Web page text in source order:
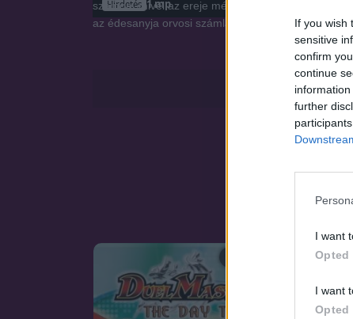
If you wish
sensitive
confirm
continue
further
I want
Opted
I want
Opted
Hirdetés
számon, mivel az ereje még a legalacsonyabb E-
az édesanyja orvosi számláit és a húga